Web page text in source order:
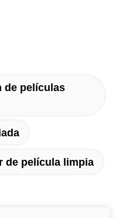
de películas
de película limpia